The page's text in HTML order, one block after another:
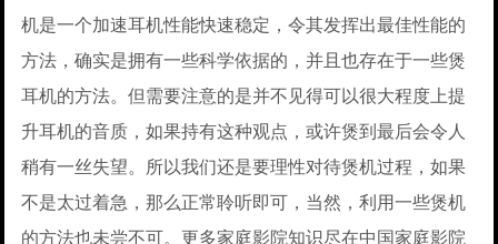
机是一个加速耳机性能快速稳定，令其发挥出最佳性能的
方法，确实是拥有一些科学依据的，并且也存在于一些煲
耳机的方法。但需要注意的是并不见得可以很大程度上提
升耳机的音质，如果持有这种观点，或许煲到最后会令人
稍有一丝失望。所以我们还是要理性对待煲机过程，如果
不是太过着急，那么正常聆听即可，当然，利用一些煲机
的方法也未尝不可。更多家庭影院知识尽在中国家庭影院